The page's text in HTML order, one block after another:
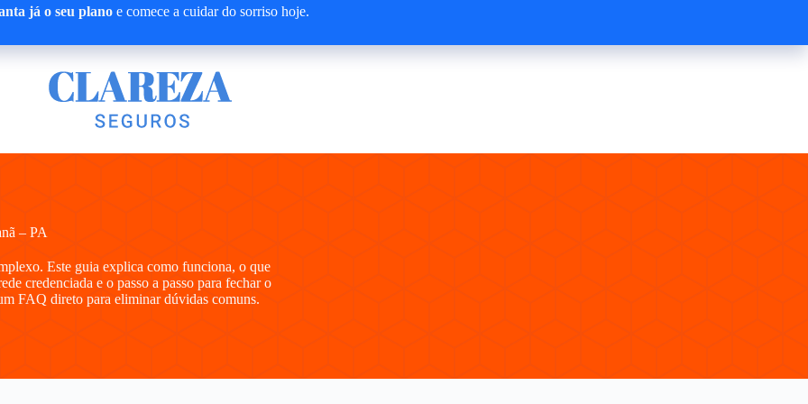
já o seu planoe comece a cuidar do sorriso hoje.
– PA
Este guia explica como funciona, o que
credenciada e o passo a passo para fechar o
FAQ direto para eliminar dúvidas comuns.